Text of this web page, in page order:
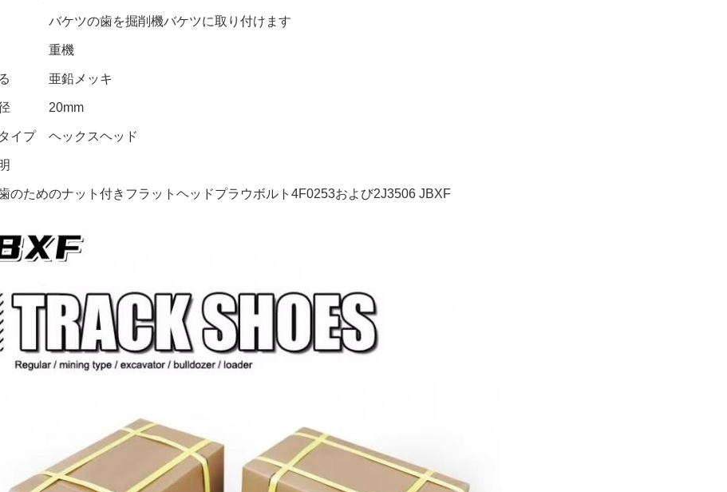
バケツの歯を掘削機バケツに取り付けます
重機
亜鉛メッキ
20mm
イプ ヘックスヘッド
のためのナット付きフラットヘッドプラウボルト4F0253および2J3506 JBXF